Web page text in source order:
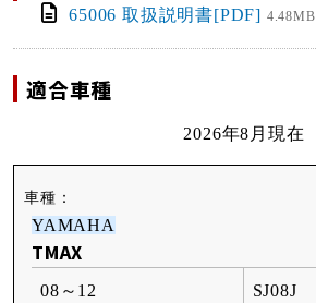
65006 取扱説明書[PDF] 4.48MB
適合車種
2026年8月現在
YAMAHA
TMAX
08～12 SJ08J